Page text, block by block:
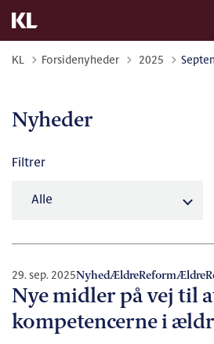
KL Forsidenyheder Tilbage til
2025
Nyheder
Filtrer
29. sep. 2025NyhedÆldreReformÆldre
Nye midler på vej til
kompetencerne i